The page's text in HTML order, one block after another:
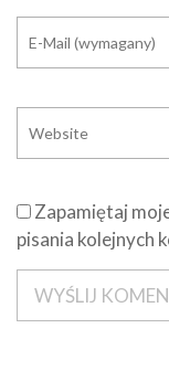
Zapamiętaj
pisania kolejnych